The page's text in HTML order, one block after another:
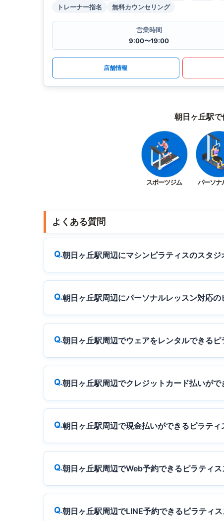
トレーナー指名
無料カウンセリング
営業時間
9:00〜19:00
店舗情報
朝日ヶ丘駅
スポーツジム パーソナ
よくある質問
朝日ヶ丘駅周辺にマシンピラティスのスタジ
朝日ヶ丘駅周辺にパーソナルレッスン対応
朝日ヶ丘駅周辺でウェアをレンタルできる
朝日ヶ丘駅周辺でクレジットカード払いが
朝日ヶ丘駅周辺で現金払いができるピラティ
朝日ヶ丘駅周辺でWeb予約できるピラティ
朝日ヶ丘駅周辺でLINE予約できるピラティ